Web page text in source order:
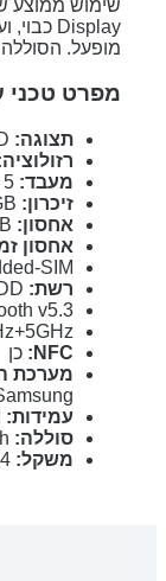
שימוש ממוצע
Display כבוי, ועד
מופעל.
מפרט טכני
תצוגה:
מעבד:
זיכרון:
אחסון:
אחסון
SIM
רשת:
v5.3
NFC:
כן
מערכת
עמידות:
סוללה:
משקל: